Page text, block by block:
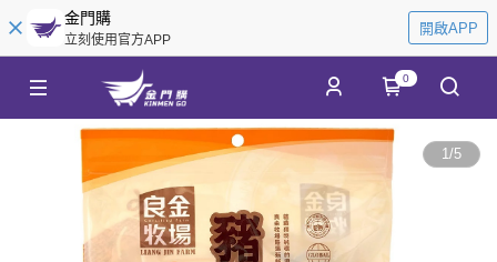
金門購
立刻使用官方APP
開啟APP
0
1/5